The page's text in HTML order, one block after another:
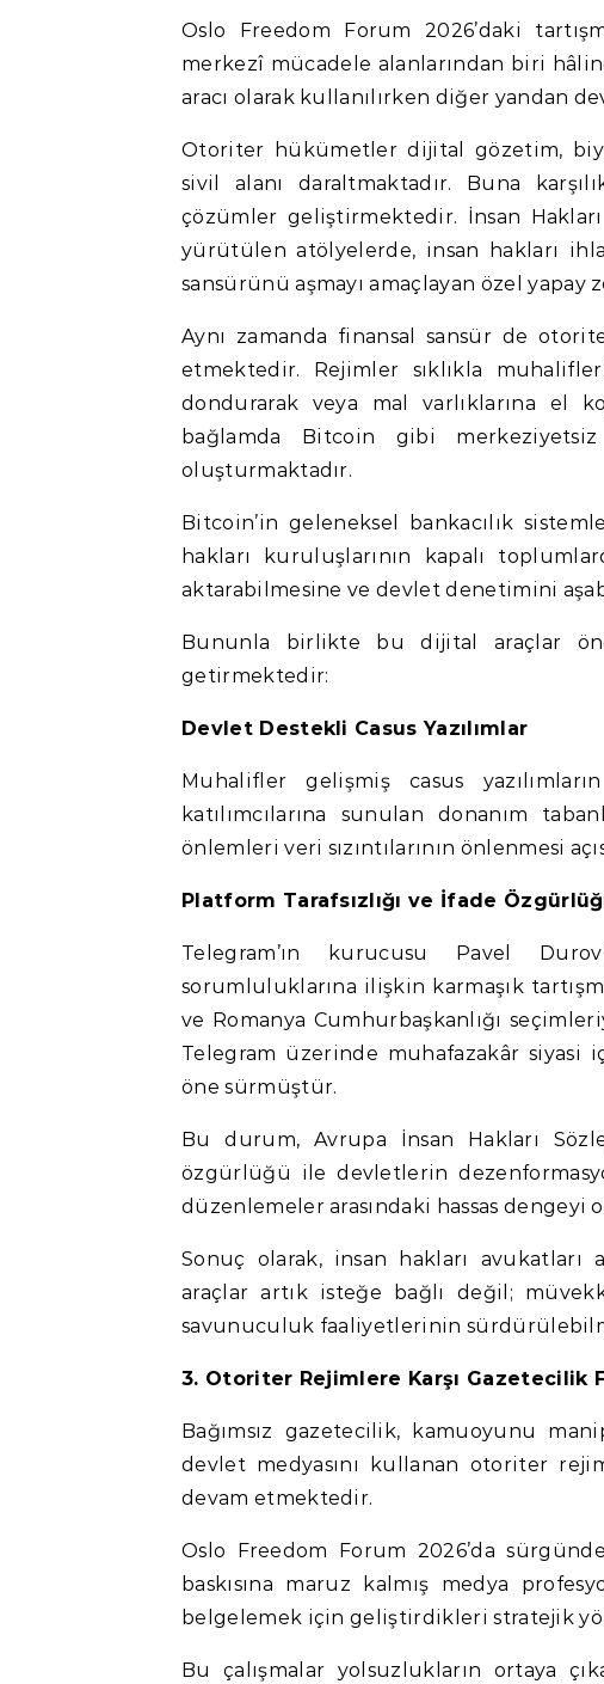
Oslo Freedom Forum 2026’daki
merkezî mücadele alanlarından biri
aracı olarak kullanılırken diğer yandan
Otoriter hükümetler dijital gözetim,
sivil alanı daraltmaktadır. Buna
çözümler geliştirmektedir. İnsan
yürütülen atölyelerde, insan hakları
sansürünü aşmayı amaçlayan özel yapay
Aynı zamanda finansal sansür de
etmektedir. Rejimler sıklıkla
dondurarak veya mal varlıklarına el
bağlamda Bitcoin gibi
oluşturmaktadır.
Bitcoin’in geleneksel bankacılık
hakları kuruluşlarının kapalı
aktarabilmesine ve devlet denetimini
Bununla birlikte bu dijital araçlar
getirmektedir:
Devlet Destekli Casus Yazılımlar
Muhalifler gelişmiş casus
katılımcılarına sunulan donanım
önlemleri veri sızıntılarının önlenmesi
Platform Tarafsızlığı ve İfade
Telegram’ın kurucusu Pavel
sorumluluklarına ilişkin karmaşık
ve Romanya Cumhurbaşkanlığı
Telegram üzerinde muhafazakâr siyasi
öne sürmüştür.
Bu durum, Avrupa İnsan Hakları
özgürlüğü ile devletlerin
düzenlemeler arasındaki hassas dengeyi
Sonuç olarak, insan hakları avukatları
araçlar artık isteğe bağlı değil;
savunuculuk faaliyetlerinin
3. Otoriter Rejimlere Karşı Gazetecilik
Bağımsız gazetecilik, kamuoyunu
devlet medyasını kullanan otoriter
devam etmektedir.
Oslo Freedom Forum 2026’da
baskısına maruz kalmış medya
belgelemek için geliştirdikleri stratejik
Bu çalışmalar yolsuzlukların ortaya